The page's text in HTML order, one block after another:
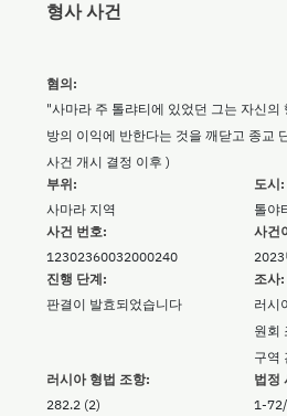
형사 사건
부위:
사마라 지역
도시:
톨야
혐의:
"사마라 주 톨랴티에 있었던 그는 자신의
방의 이익에 반한다는 것을 깨닫고 종교
사건 개시 결정 이후 )
사건 번호:
12302360032000240
사건
진행 단계:
판결이 발효되었습니다
조사:
러시
원회
구역
러시아 형법 조항:
282.2 (2)
법정
1-